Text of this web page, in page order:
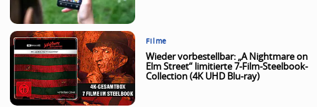
Filme
Wieder vorbestellbar: „A Nightmare on
Elm Street“ limitierte 7-Film-Steelbook-
Collection (4K UHD Blu-ray)